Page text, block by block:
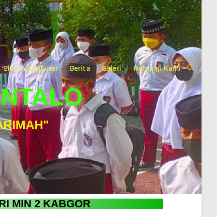
Ekstra Kurikuler Berita Galeri Hubungi Kami
MIN 2 KABGOR